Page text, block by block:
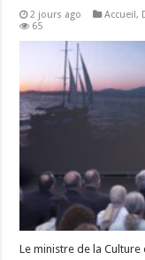
2 jours ago Accueil,
65
Le ministre de la